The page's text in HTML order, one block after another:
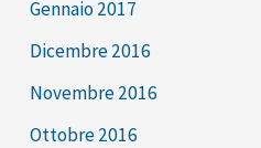
Gennaio 2017
Dicembre 2016
Novembre 2016
Ottobre 2016